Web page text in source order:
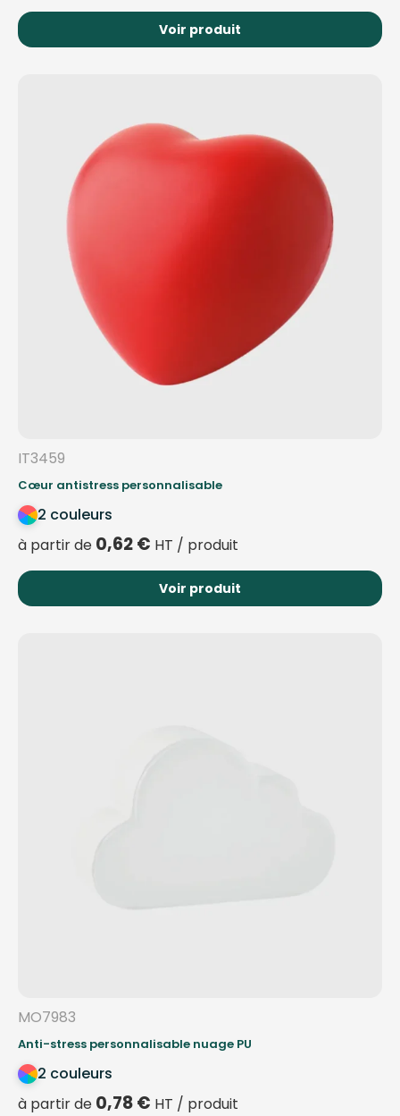
Voir produit
IT3459
Cœur antistress personnalisable
2 couleurs
à partir de 0,62€ HT / produit
Voir produit
MO7983
Anti-stress personnalisable nuage PU
2 couleurs
à partir de 0,78€ HT / produit